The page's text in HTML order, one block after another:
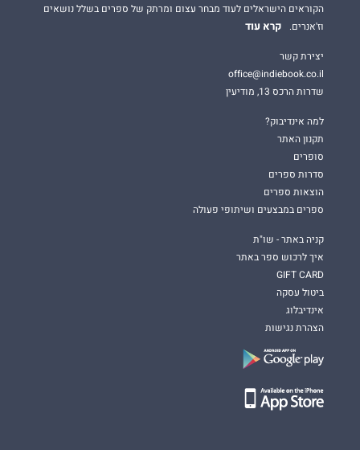
הקוראים הישראלים לעוד מבחר עצום ומרתק של ספרים בשלל נושאים
וז'אנרים.
קרא עוד
יצירת קשר
office@indiebook.co.il
שדרות הרכס 13, מודיעין
למה אינדיבוק?
תקנון האתר
סופרים
סדרות ספרים
הוצאות ספרים
ספרים במבצעים ושיתופי פעולה
קניה באתר - שו"ת
איך לרכוש ספר באתר
GIFT CARD
ביטול עסקה
אינדיבלוג
הצהרת נגישות